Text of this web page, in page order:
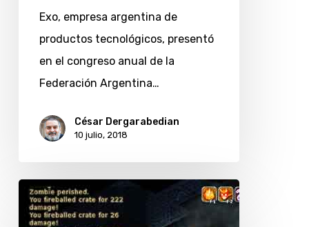
Exo, empresa argentina de
productos tecnológicos, presentó
en el congreso anual de la
Federación Argentina…
César Dergarabedian
10 julio, 2018
Taller
gratuito